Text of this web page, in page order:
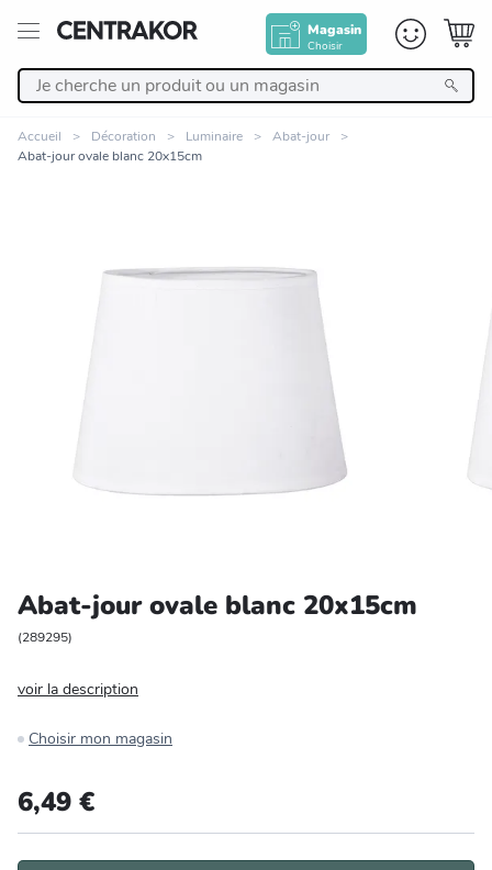
Magasin
Choisir
Linge de maison
Cuisine et art de la table
Animalerie
Bricolage et auto
Jardin et plein air
Accueil Décoration Luminaire
Abat-jour
Abat-jour ovale blanc 20x15cm
Abat-jour ovale blanc 20x15cm
(289295)
voir la description
Choisir mon magasin
6,49 €